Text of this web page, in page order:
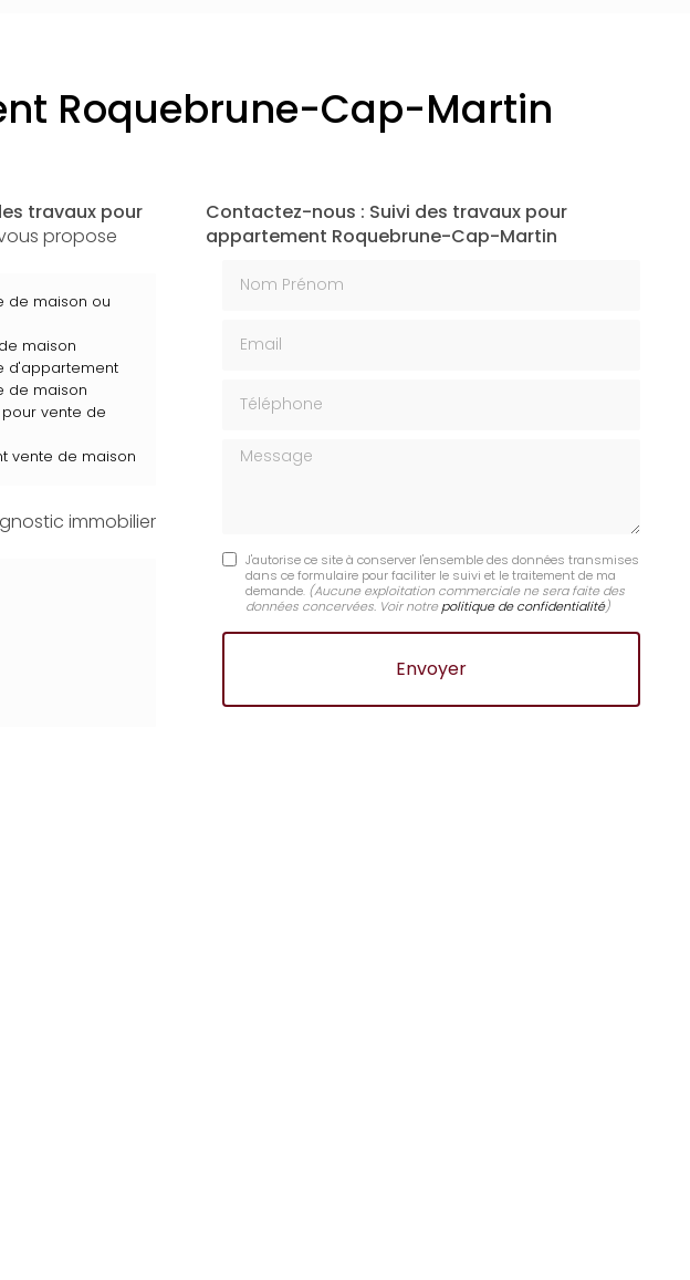
Roquebrune-Cap-Martin
travaux pour
propose
de maison ou
maison
d'appartement
de maison
vente de
vente de maison
immobilier
Contactez-nous : Suivi des travaux pour
appartement Roquebrune-Cap-Martin
Message
J'autorise ce site à conserver l'ensemble des données transmises
dans ce formulaire pour faciliter le suivi et le traitement de ma
demande. (Aucune exploitation commerciale ne sera faite des
données concervées. Voir notre politique de confidentialité)